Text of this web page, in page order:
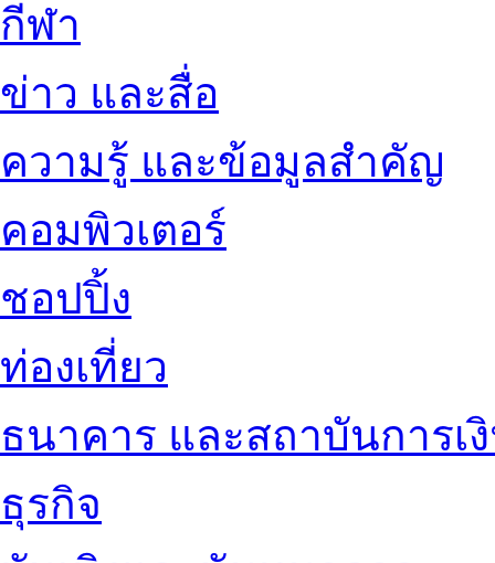
กีฬา
ข่าว และสื่อ
ความรู้ และข้อมูลสำคัญ
คอมพิวเตอร์
ชอปปิ้ง
ท่องเที่ยว
ธนาคาร และสถาบันการเ
ธุรกิจ